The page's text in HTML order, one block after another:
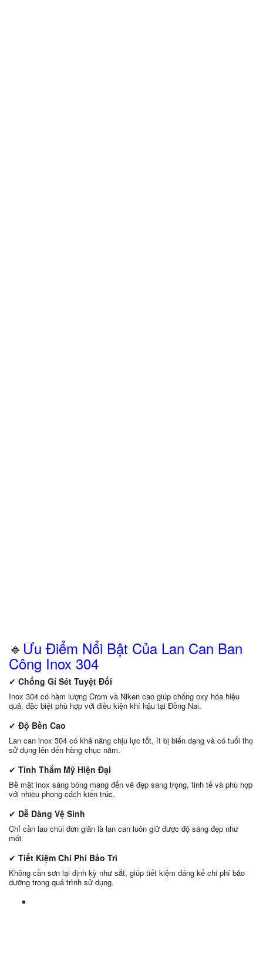
🔹 Ưu Điểm Nổi Bật Của Lan Can Ban
Công Inox 304
✔ Chống Gỉ Sét Tuyệt Đối
Inox 304 có hàm lượng Crom và Niken cao giúp chống oxy hóa hiệu
quả, đặc biệt phù hợp với điều kiện khí hậu tại Đồng Nai.
✔ Độ Bền Cao
Lan can inox 304 có khả năng chịu lực tốt, ít bị biến dạng và có tuổi thọ
sử dụng lên đến hàng chục năm.
✔ Tính Thẩm Mỹ Hiện Đại
Bề mặt inox sáng bóng mang đến vẻ đẹp sang trọng, tinh tế và phù hợp
với nhiều phong cách kiến trúc.
✔ Dễ Dàng Vệ Sinh
Chỉ cần lau chùi đơn giản là lan can luôn giữ được độ sáng đẹp như
mới.
✔ Tiết Kiệm Chi Phí Bảo Trì
Không cần sơn lại định kỳ như sắt, giúp tiết kiệm đáng kể chi phí bảo
dưỡng trong quá trình sử dụng.